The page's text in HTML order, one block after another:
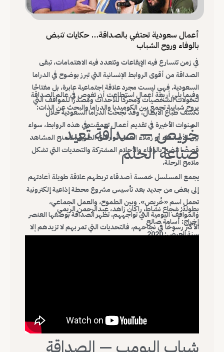
أعمال سعودية تحتفي بالصداقة… حكايات تنبض
بالوفاء وروح الشباب
في زمن تتسارع فيه الإيقاعات وتتعدد فيه الاهتمامات، تبقى
الصداقة من أقوى الروابط الإنسانية التي تبرز بوضوح في الدراما
السعودية. فهي ليست مجرد علاقة اجتماعية عابرة، بل مفتاحًا
لتحولات الشخصيات ومحركًا للأحداث ومصدرًا للمواقف التي
تكشف طباع الأبطال، وقد نجحت الدراما السعودية خلال
السنوات الأخيرة في تقديم أعمال تعمقت في هذه الروابط، سواء
بين الأصدقاء أو زملاء العمل أو رفاق الطريق، لتمنح المشاهد
قصصًا تنضح بالوفاء والأحلام المشتركة والتحديات التي تشكل
ملامح الرحلة.
وفيما يلي أربعة أعمال استطاعت أن تغوص في عالم الصداقة
بروح شبابية تجمع بين الكوميديا والدراما والبحث عن الذات:
خُريص — صداقة تُعيد
صناعة الحلم
يجمع المسلسل خمسة أصدقاء تربطهم علاقة طويلة أعادتهم
إلى بعض من جديد بعد تأسيس مشروع محطة إذاعية إلكترونية
تحمل اسم «خُريص». وبين الطموح، والعمل الجماعي،
والمواقف اليومية التي تواجههم، تظهر الصداقة بوصفها العنصر
الأكثر رسوخًا في نجاحهم، فالتحديات التي تمر بهم لا تزيدهم إلا
بطولة: شجاع نشاط، راكان زاهد، عبدالرحمن الريمي
إخراج: أسامة صالح
سنة العرض: 2020
شباب البومب — الصداقة